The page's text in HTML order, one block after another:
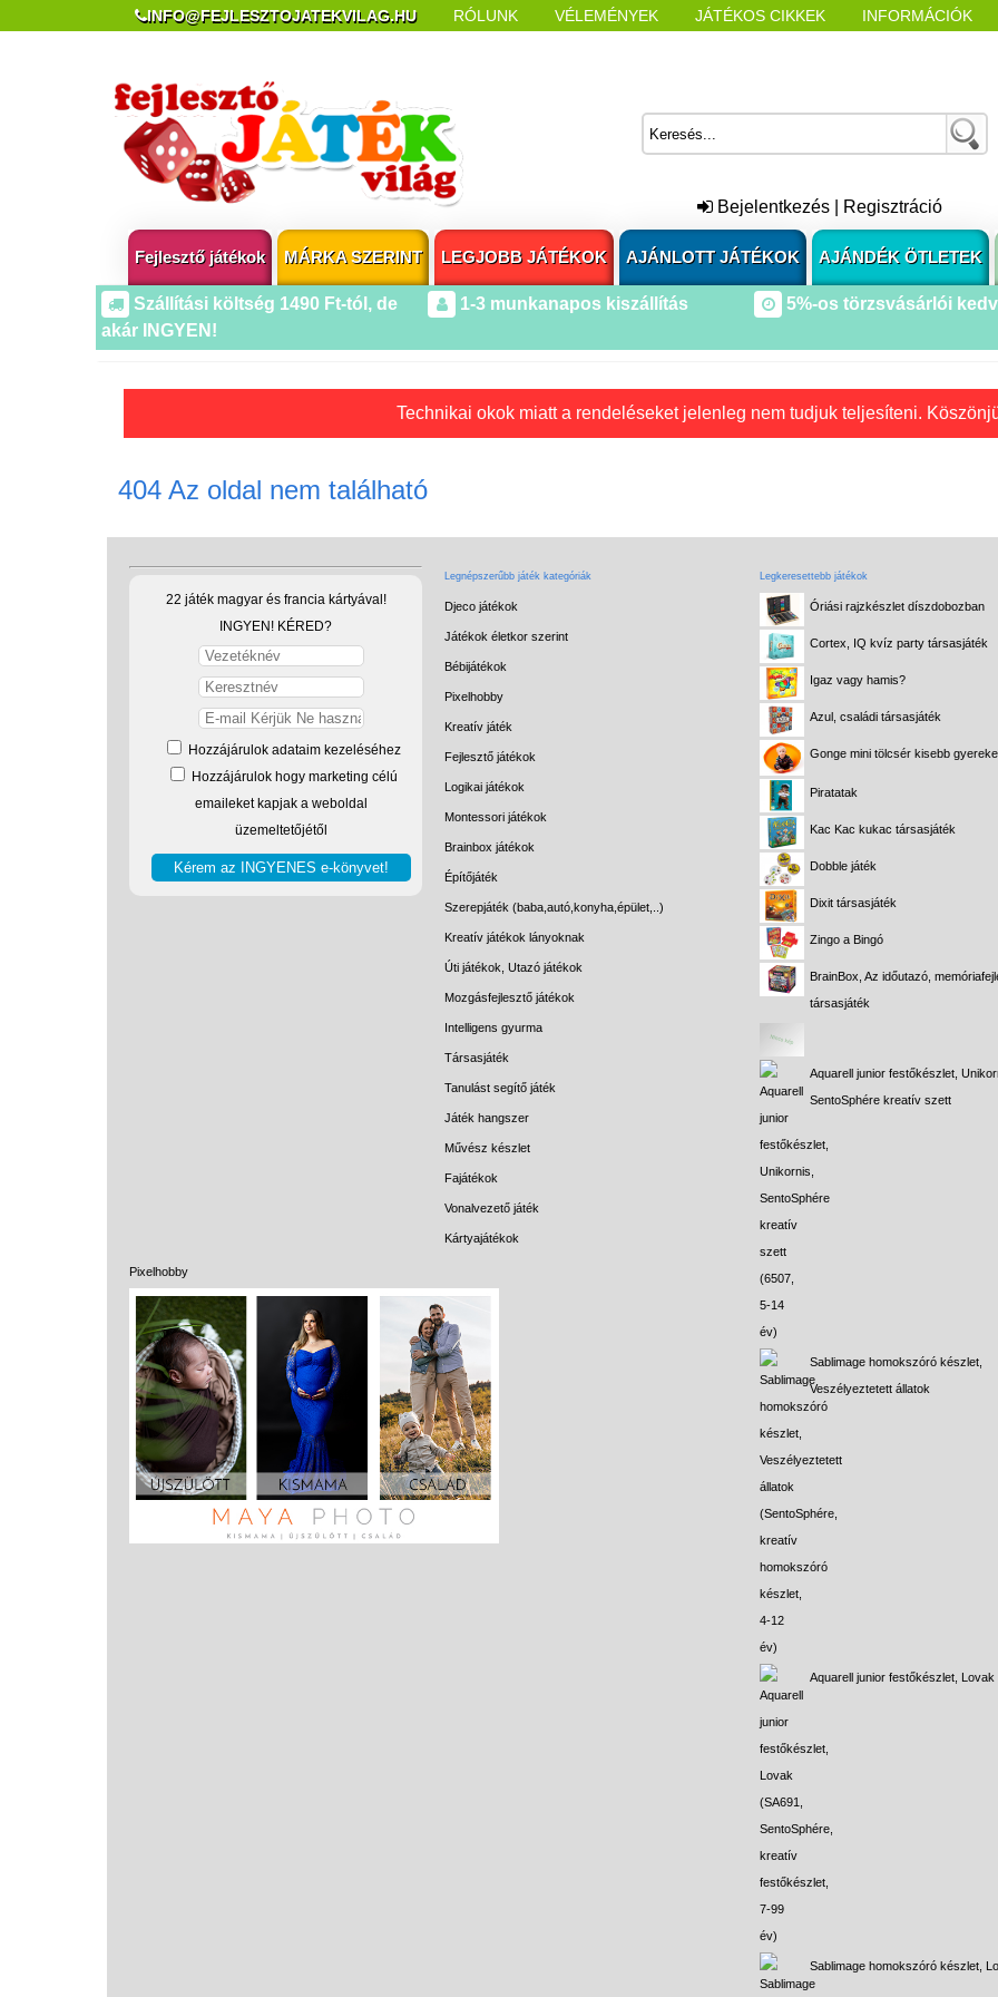
INFO@FEJLESZTOJATEKVILAG.HU RÓLUNK VÉLEMÉNYEK JÁTÉKOS CIKKEK INFORMÁCIÓK
Bejelentkezés Regisztráció
Fejlesztő játékok MÁRKA SZERINT LEGJOBB JÁTÉKOK AJÁNLOTT JÁTÉKOK AJÁNDÉK ÖTLETEK
Szállítási költség 1490 Ft-tól, de
akár INGYEN!
1-3 munkanapos kiszállítás 5%-os törzsvásárlói
Technikai okok miatt a rendeléseket jelenleg nem tudjuk teljesíteni.
404 Az oldal nem található
22 játék magyar és francia kártyával!
INGYEN! KÉRED?
Hozzájárulok adataim kezeléséhez
Hozzájárulok hogy marketing célú
emaileket kapjak a weboldal
üzemeltetőjétől
Pixelhobby
Legnépszerűbb játék kategóriák
Djeco játékok
Játékok életkor szerint
Bébijátékok
Pixelhobby
Kreatív játék
Fejlesztő játékok
Logikai játékok
Montessori játékok
Brainbox játékok
Építőjáték
Szerepjáték (baba,autó,konyha,épület,..)
Kreatív játékok lányoknak
Úti játékok, Utazó játékok
Mozgásfejlesztő játékok
Intelligens gyurma
Társasjáték
Tanulást segítő játék
Játék hangszer
Művész készlet
Fajátékok
Vonalvezető játék
Kártyajátékok
Legkeresettebb játékok
Óriási rajzkészlet díszdobozban
Cortex, IQ kvíz party társasjáték
Igaz vagy hamis?
Azul, családi társasjáték
Gonge mini tölcsér kisebb
Piratatak
Kac Kac kukac társasjáték
Dobble játék
Dixit társasjáték
Zingo a Bingó
BrainBox, Az időutazó,
társasjáték
Aquarell junior festőkészlet,
SentoSphére kreatív szett
Sablimage homokszóró készlet,
Veszélyeztetett állatok
Aquarell junior festőkészlet, Lovak
Sablimage homokszóró készlet,